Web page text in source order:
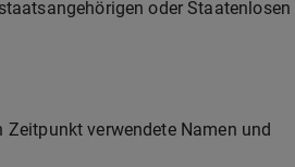
oder Staatenlosen
verwendete Namen und